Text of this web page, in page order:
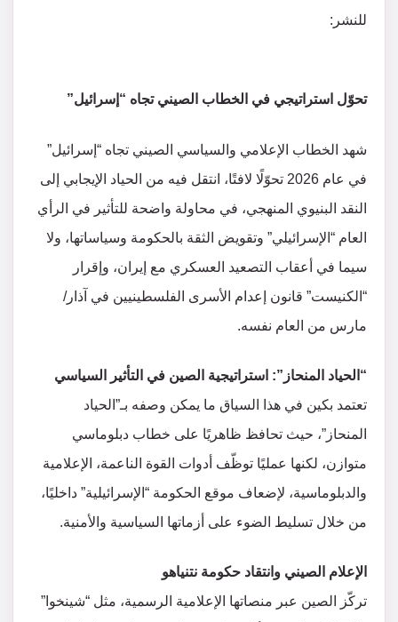
للنشر:
تحوّل استراتيجي في الخطاب الصيني تجاه “إسرائيل”
شهد الخطاب الإعلامي والسياسي الصيني تجاه “إسرائيل”
في عام 2026 تحوّلًا لافتًا، انتقل فيه من الحياد الإيجابي إلى
النقد البنيوي المنهجي، في محاولة واضحة للتأثير في الرأي
العام “الإسرائيلي” وتقويض الثقة بالحكومة وسياساتها، ولا
سيما في أعقاب التصعيد العسكري مع إيران، وإقرار
“الكنيست” قانون إعدام الأسرى الفلسطينيين في آذار/
مارس من العام نفسه.
“الحياد المنحاز”: استراتيجية الصين في التأثير السياسي
تعتمد بكين في هذا السياق ما يمكن وصفه بـ”الحياد
المنحاز”، حيث تحافظ ظاهريًا على خطاب دبلوماسي
متوازن، لكنها عمليًا توظّف أدوات القوة الناعمة، الإعلامية
والدبلوماسية، لإضعاف موقع الحكومة “الإسرائيلية” داخليًا،
من خلال تسليط الضوء على أزماتها السياسية والأمنية.
الإعلام الصيني وانتقاد حكومة نتنياهو
تركّز الصين عبر منصاتها الإعلامية الرسمية، مثل “شينخوا”